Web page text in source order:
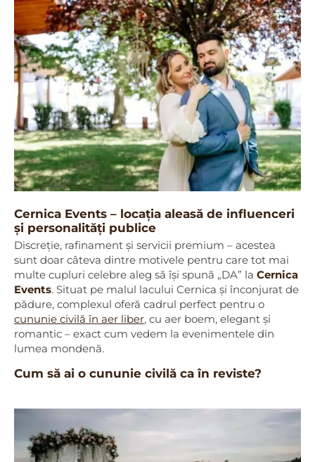
Cernica Events – locația aleasă de influenceri
și personalități publice
Discreție, rafinament și servicii premium – acestea
sunt doar câteva dintre motivele pentru care tot mai
multe cupluri celebre aleg să își spună „DA” la Cernica
Events. Situat pe malul lacului Cernica și înconjurat de
pădure, complexul oferă cadrul perfect pentru o
cununie civilă în aer liber, cu aer boem, elegant și
romantic – exact cum vedem la evenimentele din
lumea mondenă.
Cum să ai o cununie civilă caîn reviste?